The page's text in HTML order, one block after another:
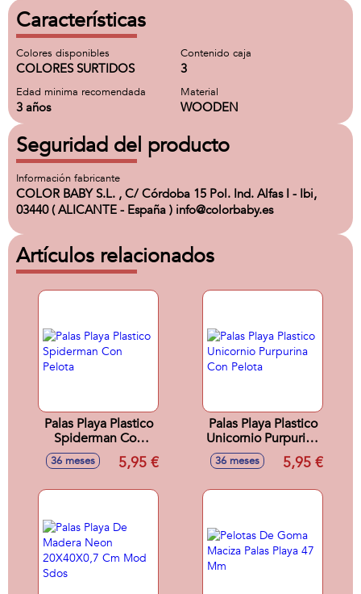
Características
Colores disponibles
COLORES SURTIDOS
Contenido caja
3
Edad minima recomendada
3 años
Material
WOODEN
Seguridad del producto
Información fabricante
COLOR BABY S.L. , C/ Córdoba 15 Pol. Ind. Alfas I - Ibi,
03440 ( ALICANTE - España ) info@colorbaby.es
Artículos relacionados
Palas Playa Plastico
Spiderman Con
Pelota
36 meses 5,95 €
Palas Playa Plastico
Unicornio Purpurina
Con Pelota
36 meses 5,95 €